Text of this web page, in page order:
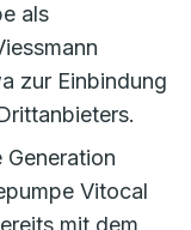
als
zur Einbindung
Vitocal
mit dem